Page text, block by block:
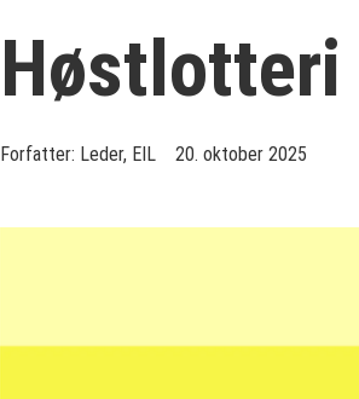
Høstlotteri
Forfatter: Leder, EIL 20. oktober 2025